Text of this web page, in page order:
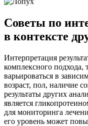
Советы по
в контексте
Интерпретация
комплексного подхода,
варьироваться в
возраст, пол, наличие
результаты других
является
для мониторинга
его уровень может